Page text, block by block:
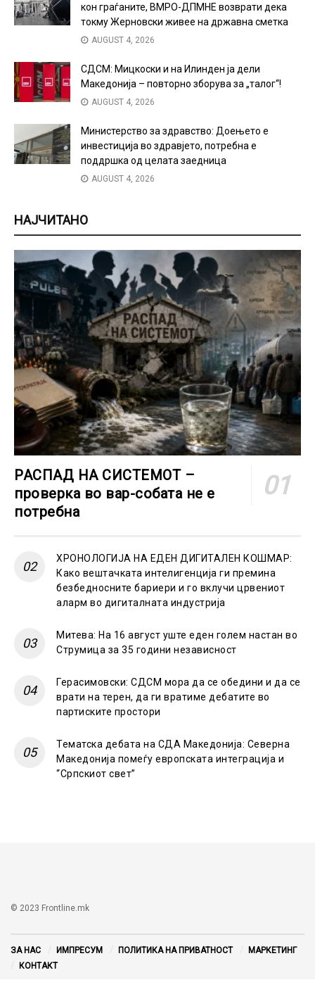
кон граѓаните, ВМРО-ДПМНЕ возврати дека
токму Жерновски живее на државна сметка
AUGUST 4, 2026
СДСМ: Мицкоски и на Илинден ја дели
Македонија – повторно зборува за „талог“!
AUGUST 4, 2026
Министерство за здравство: Доењето е
инвестиција во здравјето, потребна е
поддршка од целата заедница
AUGUST 4, 2026
НАЈЧИТАНО
РАСПАД НА СИСТЕМОТ –
проверка во вар-собата не е
потребна
ХРОНОЛОГИЈА НА ЕДЕН ДИГИТАЛЕН КОШМАР:
Како вештачката интелигенција ги премина
безбедносните бариери и го вклучи црвениот
аларм во дигиталната индустрија
Митева: На 16 август уште еден голем настан во
Струмица за 35 години независност
Герасимовски: СДСМ мора да се обедини и да се
врати на терен, да ги вратиме дебатите во
партиските простори
Тематска дебата на СДА Македонија: Северна
Македонија помеѓу европската интеграција и
“Српскиот свет”
© 2023 Frontline.mk
ЗА НАС ИМПРЕСУМ ПОЛИТИКА НА ПРИВАТНОСТ
МАРКЕТИНГ
КОНТАКТ